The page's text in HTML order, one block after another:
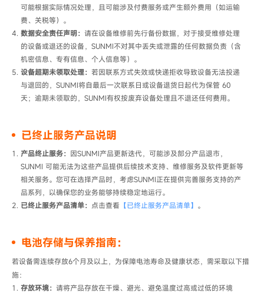
可能根据实际情况处理，且可能涉及付费服务或产生额外费用（如运输
费、关税等）。
数据安全责任声明： 请在设备维修前先行备份数据，对于接受维修处理
的设备或退还的设备，​SUNMI不对其中丢失或泄露的任何数据负责​（含
机密信息、专有信息、个人信息等）。
设备超期未领取处理： 若因联系方式失效或快递拒收导致设备无法投递
与退回的，SUNMI将自​最后一次联系日或设备退货日​起代为保管 ​60
天；逾期未领取的，SUNMI有权按废弃设备处理且不退还任何费用。
已终止服务产品说明
产品终止服务： 因SUNMI产品更新迭代，可能涉及部分产品退市，
SUNMI 可能无法为这些产品提供后续技术支持、维修服务及软件更新等
相关服务。您可在选择产品时，考虑SUNMI正在提供完善服务支持的产
品系列，以确保您的业务能够持续稳定地运行。
已终止服务产品清单： 点击查看 【已终止服务产品清单】 。
电池存储与保养指南：
若设备需连续存放6个月及以上，为保障电池寿命及健康状态，需采取以下措
施：
存放环境： 请将产品存放在干燥、避光、避免温度过高或过低的环境